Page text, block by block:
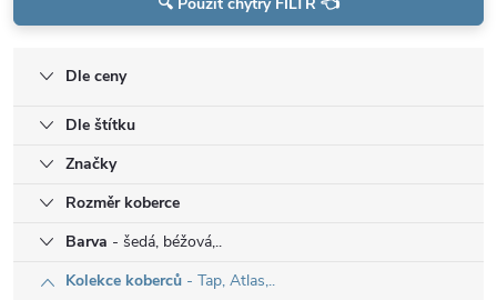
Dle ceny
Dle štítku
Značky
Rozměr koberce
Barva - šedá, béžová,..
Kolekce koberců - Tap, Atlas,..